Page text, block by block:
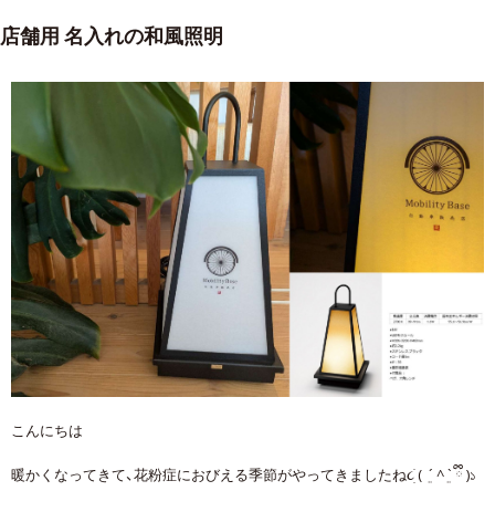
店舗用 名入れの和風照明
こんにちは
暖かくなってきて、花粉症におびえる季節がやってきましたね૮ֺׅ ( ܸ ´ ^ ܸ` ྀི )১